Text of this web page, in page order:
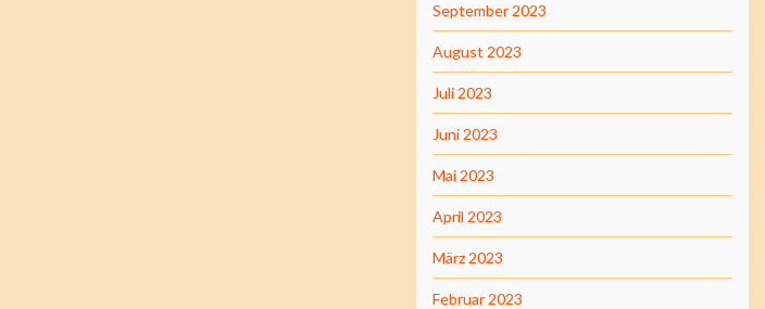
September 2023
August 2023
Juli 2023
Juni 2023
Mai 2023
April 2023
März 2023
Februar 2023